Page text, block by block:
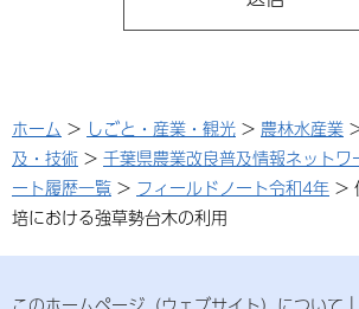
ホーム > しごと・産業・観光 > 農林水産業
及・技術 > 千葉県農業改良普及情報ネットワ
ート履歴一覧 > フィールドノート令和4年 >
培における強草勢台木の利用
このホームページ（ウェブサイト）について